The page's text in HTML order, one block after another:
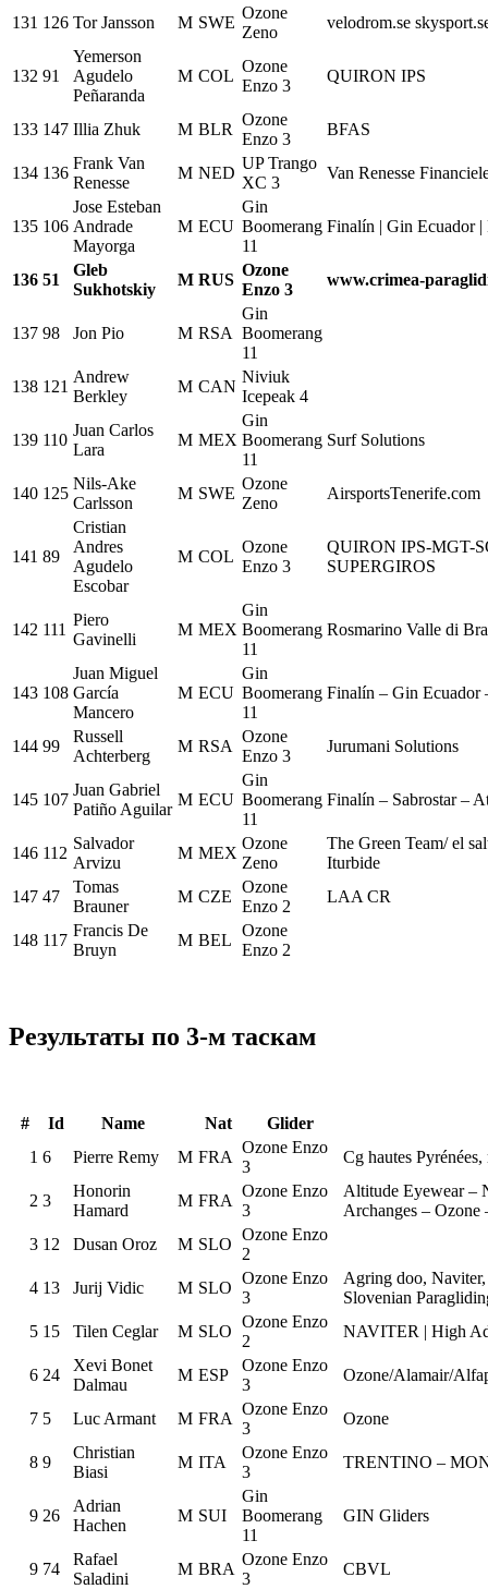
131 126 Tor Jansson M SWE
Ozone
Zeno
velodrom.se
132 91
Yemerson
Agudelo
Peñaranda
M COL
Ozone
Enzo 3
QUIRON IPS
133 147 Illia Zhuk M BLR
Ozone
Enzo 3
BFAS
134 136
Frank Van
Renesse
M NED
UP Trango
XC 3
Van Renesse
135 106
Jose Esteban
Andrade
Mayorga
M ECU
Gin
Boomerang
11
Finalín | Gin Ecuador
136 51
Gleb
Sukhotskiy
M RUS
Ozone
Enzo 3
www.crimea-
137 98 Jon Pio M RSA
Gin
Boomerang
11
138 121
Andrew
Berkley
M CAN
Niviuk
Icepeak 4
139 110
Juan Carlos
Lara
M MEX
Gin
Boomerang
11
Surf Solutions
140 125
Nils-Ake
Carlsson
M SWE
Ozone
Zeno
AirsportsTenerife.com
141 89
Cristian
Andres
Agudelo
Escobar
M COL
Ozone
Enzo 3
QUIRON IPS-MGT-
SUPERGIROS
142 111
Piero
Gavinelli
M MEX
Gin
Boomerang
11
Rosmarino Valle di
143 108
Juan Miguel
García
Mancero
M ECU
Gin
Boomerang
11
Finalín – Gin Ecuador
144 99
Russell
Achterberg
M RSA
Ozone
Enzo 3
Jurumani Solutions
145 107
Juan Gabriel
Patiño Aguilar
M ECU
Gin
Boomerang
11
Finalín – Sabrostar –
146 112
Salvador
Arvizu
M MEX
Ozone
Zeno
The Green Team/ el
Iturbide
147 47
Tomas
Brauner
M CZE
Ozone
Enzo 2
LAA CR
148 117
Francis De
Bruyn
M BEL
Ozone
Enzo 2
Результаты по 3-м таскам
# Id Name Nat
Glider
1 6 Pierre Remy M FRA
Ozone Enzo
3
Cg hautes
2 3
Honorin
Hamard
M FRA
Ozone Enzo
3
Altitude Eyewear –
Archanges –
3 12 Dusan Oroz M SLO
Ozone Enzo
2
4 13 Jurij Vidic M SLO
Ozone Enzo
3
Agring doo,
Slovenian
5 15 Tilen Ceglar M SLO
Ozone Enzo
2
NAVITER | High
6 24
Xevi Bonet
Dalmau
M ESP
Ozone Enzo
3
Ozone/Alamair/
7 5 Luc Armant M FRA
Ozone Enzo
3
Ozone
8 9
Christian
Biasi
M ITA
Ozone Enzo
3
TRENTINO –
9 26
Adrian
Hachen
M SUI
Gin
Boomerang
11
GIN Gliders
9 74
Rafael
Saladini
M BRA
Ozone Enzo
3
CBVL